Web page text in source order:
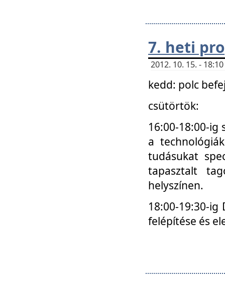
7. heti
2012. 10. 15. -
kedd: polc
csütörtök:
16:00-18:00-
a
tudásukat
tapasztalt
helyszínen.
18:00-19:30-
felépítése és